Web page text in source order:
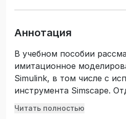
Аннотация
В учебном пособии
имитационное
Simulink, в том числе с
инструмента Simscape.
уделено применению для
Читать полностью